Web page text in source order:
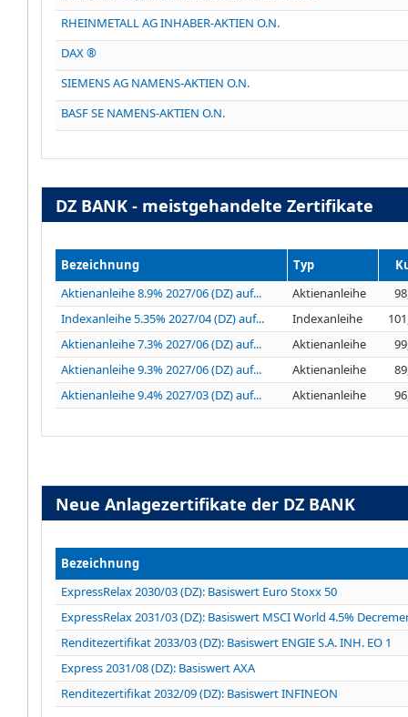
RHEINMETALL AG INHABER-AKTIEN O.N.
DAX ®
SIEMENS AG NAMENS-AKTIEN O.N.
BASF SE NAMENS-AKTIEN O.N.
DZ BANK - meistgehandelte Zertifikate
Bezeichnung Typ
Aktienanleihe 8.9% 2027/06 (DZ) auf...
Aktienanleihe
Indexanleihe 5.35% 2027/04 (DZ) auf...
Indexanleihe
Aktienanleihe 7.3% 2027/06 (DZ) auf...
Aktienanleihe
Aktienanleihe 9.3% 2027/06 (DZ) auf...
Aktienanleihe
Aktienanleihe 9.4% 2027/03 (DZ) auf...
Aktienanleihe
Neue Anlagezertifikate der DZ BANK
Bezeichnung
ExpressRelax 2030/03 (DZ): Basiswert Euro Stoxx 50
ExpressRelax 2031/03 (DZ): Basiswert MSCI World 4.5%
Renditezertifikat 2033/03 (DZ): Basiswert ENGIE S.A. INH. EO 1
Express 2031/08 (DZ): Basiswert AXA
Renditezertifikat 2032/09 (DZ): Basiswert INFINEON